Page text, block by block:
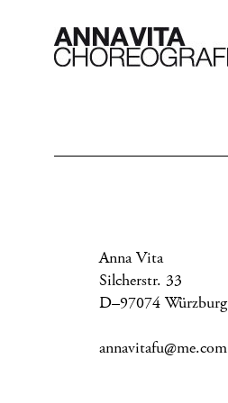
Anna Vita
Silcherstr. 33
D–97074 Würzburg
annavitafu@me.com